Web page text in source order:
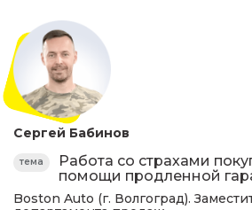
Сергей Бабинов
тема
Работа со страхами
помощи продленной
Boston Auto (г. Волгоград).